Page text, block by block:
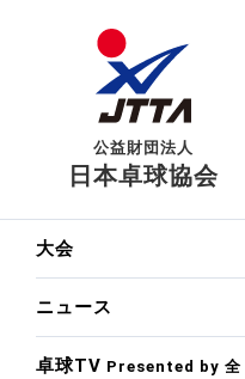
公益財団法人
日本卓球協会
大会
ニュース
卓球TV Presented by 全